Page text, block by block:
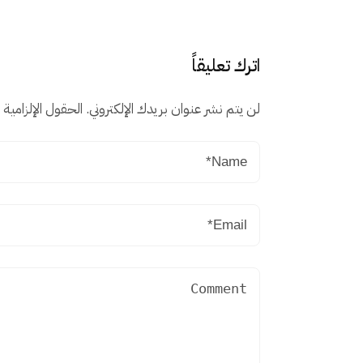
اترك تعليقاً
لن يتم نشر عنوان بريدك الإلكتروني. الحقول